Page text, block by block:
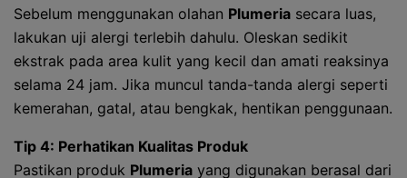
Sebelum menggunakan olahan Plumeria secara luas,
lakukan uji alergi terlebih dahulu. Oleskan sedikit
ekstrak pada area kulit yang kecil dan amati reaksinya
selama 24 jam. Jika muncul tanda-tanda alergi seperti
kemerahan, gatal, atau bengkak, hentikan penggunaan.
Tip 4: Perhatikan Kualitas Produk
Pastikan produk Plumeria yang digunakan berasal dari